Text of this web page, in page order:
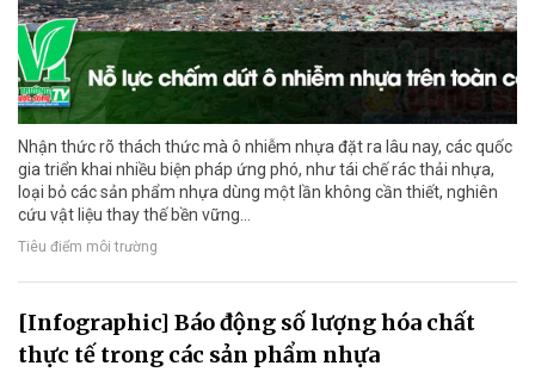
Nhận thức rõ thách thức mà ô nhiễm nhựa đặt ra lâu nay, các quốc
gia triển khai nhiều biện pháp ứng phó, như tái chế rác thải nhựa,
loại bỏ các sản phẩm nhựa dùng một lần không cần thiết, nghiên
cứu vật liệu thay thế bền vững…
Tiêu điểm môi trường
[Infographic] Báo động số lượng hóa chất
thực tế trong các sản phẩm nhựa